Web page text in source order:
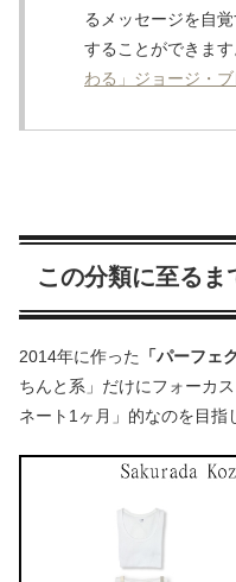
るメッセージを自
することができます
わる」ジョージ・
この分類に至るま
2014年に作った 「パーフェ
ちんと系」だけにフォーカ
ネート1ヶ月」的なのを目指